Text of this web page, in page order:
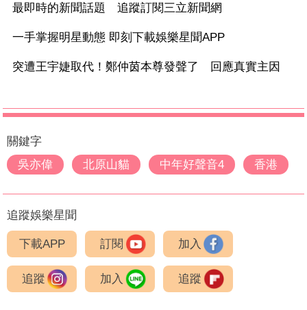
最即時的新聞話題 追蹤訂閱三立新聞網
一手掌握明星動態 即刻下載娛樂星聞APP
突遭王宇婕取代！鄭仲茵本尊發聲了 回應真實主因
關鍵字
吳亦偉
北原山貓 中年好聲音4 香港
追蹤娛樂星聞
下載APP 訂閱 加入
追蹤 加入 追蹤